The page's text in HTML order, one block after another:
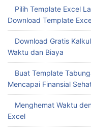
Pilih Template Excel
Download Template
Download Gratis
Waktu dan Biaya
Buat Template
Mencapai Finansial
Menghemat Waktu
Excel